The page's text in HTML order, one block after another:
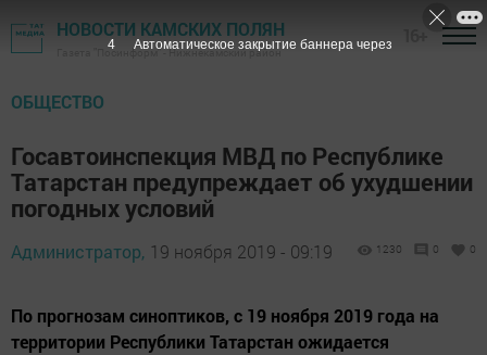
НОВОСТИ КАМСКИХ ПОЛЯН
Газета "Посинформ" - Нижнекамский район
ОБЩЕСТВО
Госавтоинспекция МВД по Республике
Татарстан предупреждает об ухудшении
погодных условий
Администратор, 19 ноября 2019 - 09:19 1230 0 0
По прогнозам синоптиков, с 19 ноября 2019 года на
территории Республики Татарстан ожидается
3 Автоматическое закрытие баннера через